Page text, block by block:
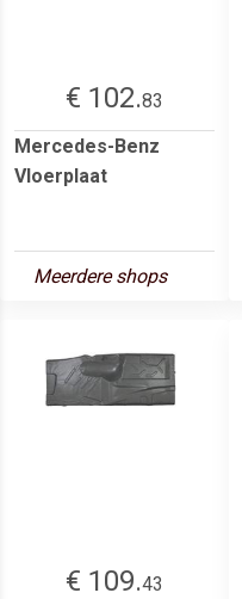
€ 102.83
Mercedes-Benz
Vloerplaat
Meerdere shops
€ 109.43